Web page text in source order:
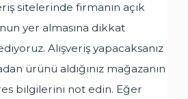
sitelerinde firmanın açık
yer almasına dikkat
Alışveriş yapacaksanız
ürünü aldığınız mağazanın
bilgilerini not edin. Eğer